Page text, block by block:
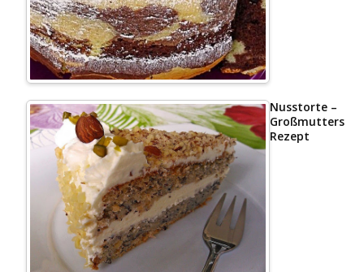
Nusstorte –
Großmutters
Rezept